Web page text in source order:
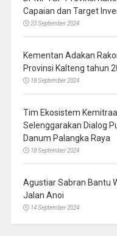
Capaian dan Target
23 September 2024
Kementan Adakan
Provinsi Kalteng tahun
18 September 2024
Tim Ekosistem
Selenggarakan Dialog
Danum Palangka Raya
18 September 2024
Agustiar Sabran Bantu
Jalan Anoi
14 September 2024